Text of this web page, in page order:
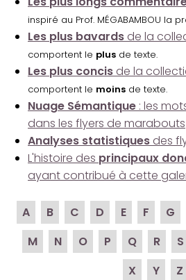
inspiré au Prof. MÉGABAMBOU la
Les plus bavards de la
comportent le plus de texte.
Les plus concis de la
comportent le moins de texte.
Nuage Sémantique : les
dans les flyers de marabouts
Analyses statistiques des
L'histoire des principaux
ayant contribué à cette
A B C D E F G
M
N O P Q R S
X
Y Z